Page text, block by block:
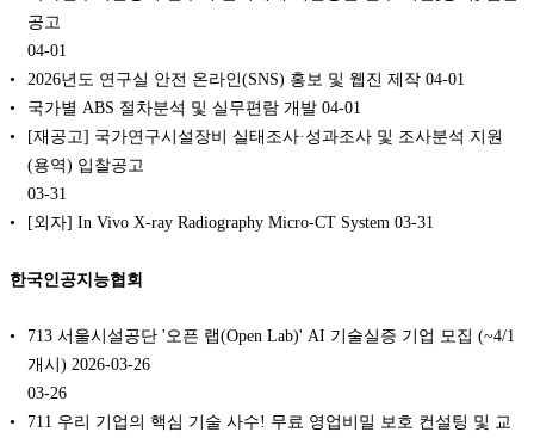
공고
04-01
2026년도 연구실 안전 온라인(SNS) 홍보 및 웹진 제작 04-01
국가별 ABS 절차분석 및 실무편람 개발 04-01
[재공고] 국가연구시설장비 실태조사·성과조사 및 조사분석 지원
(용역) 입찰공고
03-31
[외자] In Vivo X-ray Radiography Micro-CT System 03-31
한국인공지능협회
713 서울시설공단 '오픈 랩(Open Lab)' AI 기술실증 기업 모집 (~4/1
개시) 2026-03-26
03-26
711 우리 기업의 핵심 기술 사수! 무료 영업비밀 보호 컨설팅 및 교